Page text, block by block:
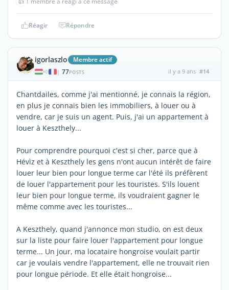
Réagir Répondre
igorlaszlo Membre actif
| 77POSTS il y a 9 ans #14
Chantdailes, comme j'ai mentionné, je connais la région,
en plus je connais bien les immobiliers, à louer ou à
vendre, car je suis un agent. Puis, j'ai un appartement à
louer à Keszthely...
Pour comprendre pourquoi c'est si cher, parce que à
Hévìz et à Keszthely les gens n'ont aucun intérêt de faire
louer leur bien pour longue terme car l'été ils préfèrent
de louer l'appartement pour les touristes. S'ils louent
leur bien pour longue terme, ils voudraient gagner le
même comme avec les touristes...
A Keszthely, quand j'annonce mon studio, on est deux
sur la liste pour faire louer l'appartement pour longue
terme... Un jour, ma locataire hongroise voulait partir
car je voulais vendre l'appartement, elle ne trouvait rien
pour longue période. Et elle était hongroise...